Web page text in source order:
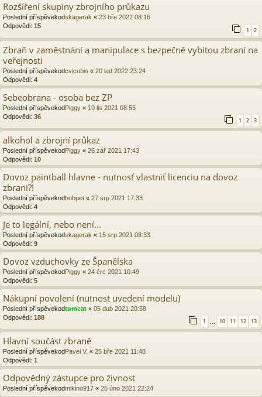
Rozšíření skupiny zbrojního průkazu
Poslední příspěvekodskagerak « 23 bře 2022 08:16
Odpovědi: 15
1 2
Zbraň v zaměstnání a manipulace s bezpečně vybitou zbraní na
veřejnosti
Poslední příspěvekodcvicubis « 20 led 2022 23:24
Odpovědi: 4
Sebeobrana - osoba bez ZP
Poslední příspěvekodPiggy « 10 lis 2021 08:55
Odpovědi: 36
1 2 3
alkohol a zbrojní průkaz
Poslední příspěvekodPiggy « 26 zář 2021 17:43
Odpovědi: 10
Dovoz paintball hlavne - nutnosť vlastniť licenciu na dovoz
zbrani?!
Poslední příspěvekodbobpet « 27 srp 2021 17:33
Odpovědi: 4
Je to legální, nebo není...
Poslední příspěvekodskagerak « 15 srp 2021 08:33
Odpovědi: 9
Dovoz vzduchovky ze Španělska
Poslední příspěvekodPiggy « 24 črc 2021 10:49
Odpovědi: 5
Nákupní povolení (nutnost uvedení modelu)
Poslední příspěvekodtomcat « 05 dub 2021 20:58
Odpovědi: 188
1 … 10 11 12 13
Hlavní součást zbraně
Poslední příspěvekodPavel V. « 25 bře 2021 11:48
Odpovědi: 1
Odpovědný zástupce pro živnost
Poslední příspěvekodmikino917 « 25 úno 2021 22:24